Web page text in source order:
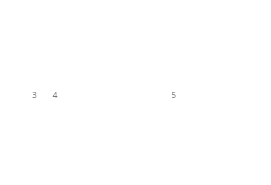
3 4 5